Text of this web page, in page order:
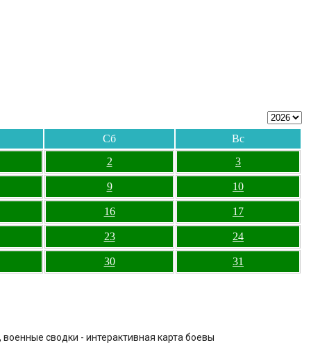
Сб
Вс
2
3
9 10
16 17
23 24
30 31
сводки - интерактивная карта боевы